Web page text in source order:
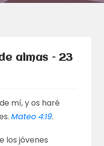
almas – 23
mí, y os haré
Mateo 4:19.
los jóvenes